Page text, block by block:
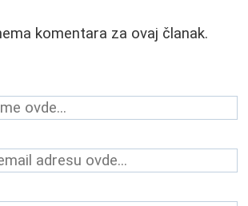
komentara za ovaj članak.